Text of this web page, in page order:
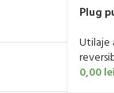
Plug
Utilaje
0,00lei